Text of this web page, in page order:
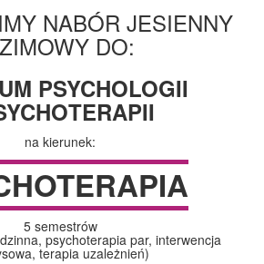
NABÓR JESIENNY
DO:
PSYCHOLOGII
na kierunek:
5 semestrów
psychoterapia par, interwencja
terapia uzależnień)